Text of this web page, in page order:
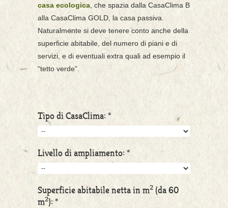
casa ecologica , che spazia dalla CasaClima B
alla CasaClima GOLD, la casa passiva.
Naturalmente si deve tenere conto anche della
superficie abitabile, del numero di piani e di
servizi, e di eventuali extra quali ad esempio il
“tetto verde”.
Tipo di CasaClima: *
Livello di ampliamento: *
Superficie abitabile netta in m2 (da 60
m2): *